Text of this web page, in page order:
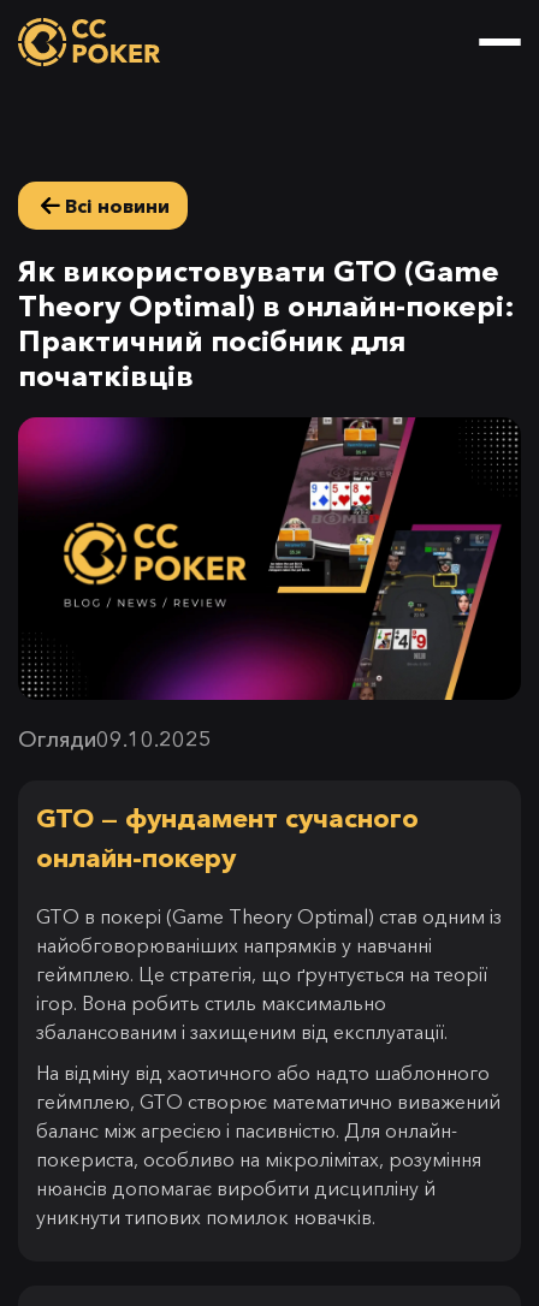
Всі новини
Як використовувати GTO (Game
Theory Optimal) в онлайн-покері:
Практичний посібник для
початківців
Огляди09.10.2025
GTO — фундамент сучасного
онлайн-покеру
GTO в покері (Game Theory Optimal) став одним із
найобговорюваніших напрямків у навчанні
геймплею. Це стратегія, що ґрунтується на теорії
ігор. Вона робить стиль максимально
збалансованим і захищеним від експлуатації.
На відміну від хаотичного або надто шаблонного
геймплею, GTO створює математично виважений
баланс між агресією і пасивністю. Для онлайн-
покериста, особливо на мікролімітах, розуміння
нюансів допомагає виробити дисципліну й
уникнути типових помилок новачків.